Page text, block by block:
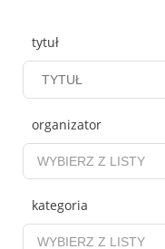
tytuł
organizator
kategoria